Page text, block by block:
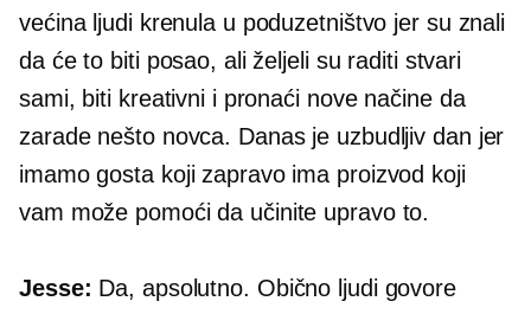
većina ljudi krenula u poduzetništvo jer su znali
da će to biti posao, ali željeli su raditi stvari
sami, biti kreativni i pronaći nove načine da
zarade nešto novca. Danas je uzbudljiv dan jer
imamo gosta koji zapravo ima proizvod koji
vam može pomoći da učinite upravo to.
Jesse: Da, apsolutno. Obično ljudi govore